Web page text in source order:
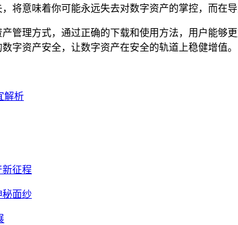
将意味着你可能永远失去对数字资产的掌控，而在
管理方式，通过正确的下载和使用方法，用户能够
字资产安全，让数字资产在安全的轨道上稳健增值。
解析
新征程
秘面纱